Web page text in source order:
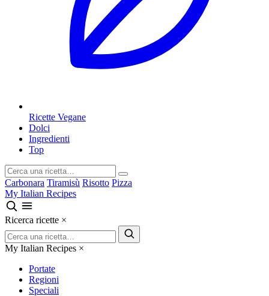
Ricette Vegane
Dolci
Ingredienti
Top
Carbonara Tiramisù Risotto Pizza
My Italian Recipes
Ricerca ricette ×
My Italian Recipes ×
Portate
Regioni
Speciali